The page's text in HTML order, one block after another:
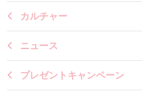
カルチャー
ニュース
プレゼントキャンペーン